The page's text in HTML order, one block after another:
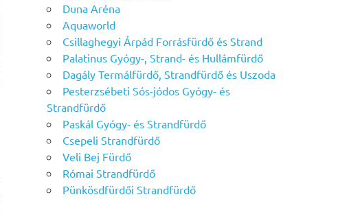
Duna Aréna
Aquaworld
Csillaghegyi Árpád Forrásfürdő és Strand
Palatinus Gyógy-, Strand- és Hullámfürdő
Dagály Termálfürdő, Strandfürdő és Uszoda
Pesterzsébeti Sós-jódos Gyógy- és
Strandfürdő
Paskál Gyógy- és Strandfürdő
Csepeli Strandfürdő
Veli Bej Fürdő
Római Strandfürdő
Pünkösdfürdői Strandfürdő